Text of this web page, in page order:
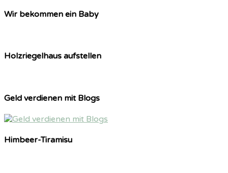
Wir bekommen ein Baby
Holzriegelhaus aufstellen
Geld verdienen mit Blogs
Himbeer-Tiramisu